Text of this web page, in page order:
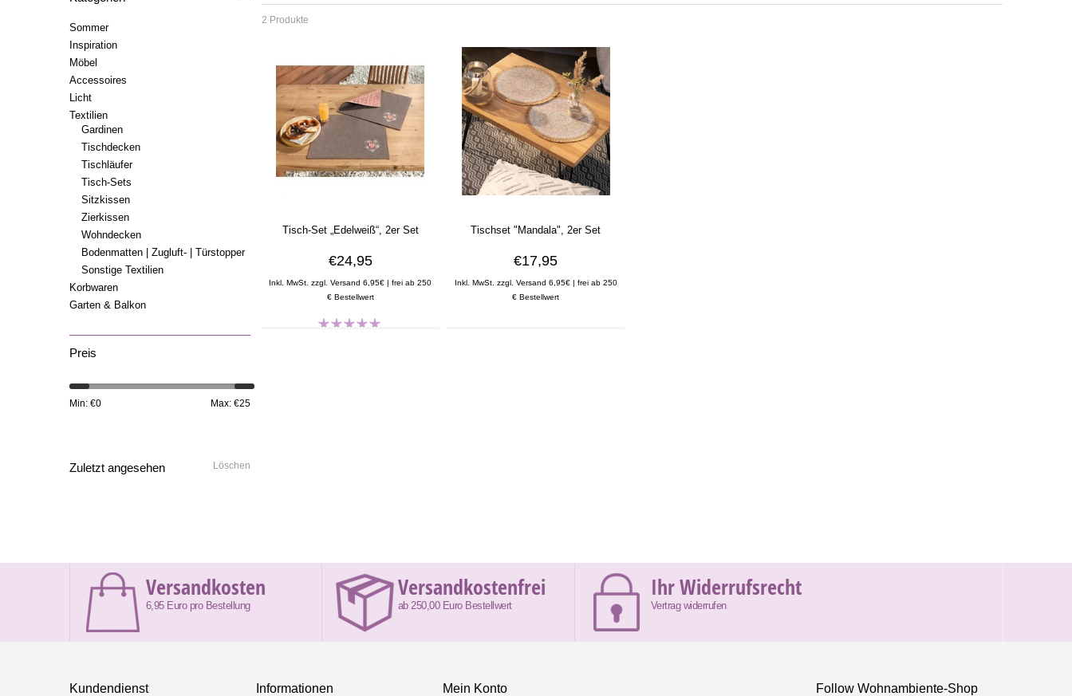
2 Produkte
Tisch-Set „Edelweiß“, 2er Set
€24,95
Inkl. MwSt. zzgl. Versand 6,95€ | frei ab 250
€ Bestellwert
Tischset "Mandala", 2er Set
€17,95
Inkl. MwSt. zzgl. Versand 6,95€ | frei ab 250
€ Bestellwert
Sommer
Inspiration
Möbel
Accessoires
Licht
Textilien
Gardinen
Tischdecken
Tischläufer
Tisch-Sets
Sitzkissen
Zierkissen
Wohndecken
Bodenmatten | Zugluft- | Türstopper
Sonstige Textilien
Korbwaren
Garten & Balkon
Preis
Min: €0 Max: €25
Zuletzt angesehen Löschen
Versandkosten
6,95 Euro pro Bestellung
Versandkostenfrei
ab 250,00 Euro Bestellwert
Ihr Widerrufsrecht
Vertrag widerrufen
Kundendienst Informationen Mein Konto Follow Wohnambiente-Shop